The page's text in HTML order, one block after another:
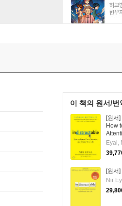
이 책의 원서/번
[원서
How
Eyal,
[원서